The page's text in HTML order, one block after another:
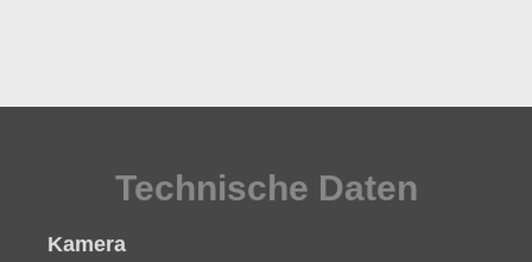
Technische Daten
Kamera